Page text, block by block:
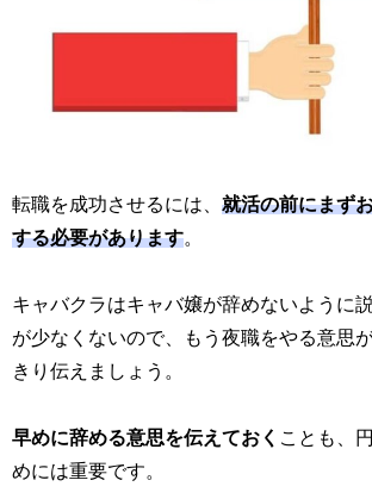
転職を成功させるには、 就活の前にまず
する必要があります。
キャバクラはキャバ嬢が辞めないように
が少なくないので、もう夜職をやる意思
きり伝えましょう。
早めに辞める意思を伝えておく ことも、
めには重要です。